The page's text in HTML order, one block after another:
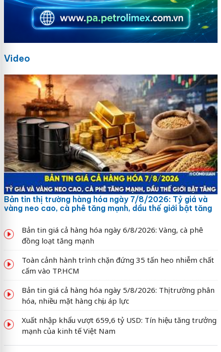
Video
Bản tin thị trường hàng hóa ngày 7/8/2026: Tỷ giá và
vàng neo cao, cà phê tăng mạnh, dầu thế giới bật tăng
Bản tin giá cả hàng hóa ngày 6/8/2026: Vàng, cà phê
đồng loạt tăng mạnh
Toàn cảnh hành trình chặn đứng 35 tấn heo nhiễm chất
cấm vào TP.HCM
Bản tin giá cả hàng hóa ngày 5/8/2026: Thị trường phân
hóa, nhiều mặt hàng chịu áp lực
Xuất nhập khẩu vượt 659,6 tỷ USD: Tín hiệu tăng trưởng
mạnh của kinh tế Việt Nam